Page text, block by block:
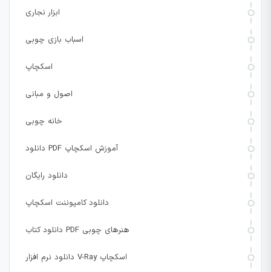
ابزار نجاری
اسباب بازی چوبی
اسکچاپ
اصول و مبانی
خانه چوبی
دانلود PDF آموزش اسکچاپ
دانلود رایگان
دانلود کامپوننت اسکچاپ
دانلود کتاب PDF هنرهای چوبی
دانلود نرم افزار V-Ray اسکچاپ